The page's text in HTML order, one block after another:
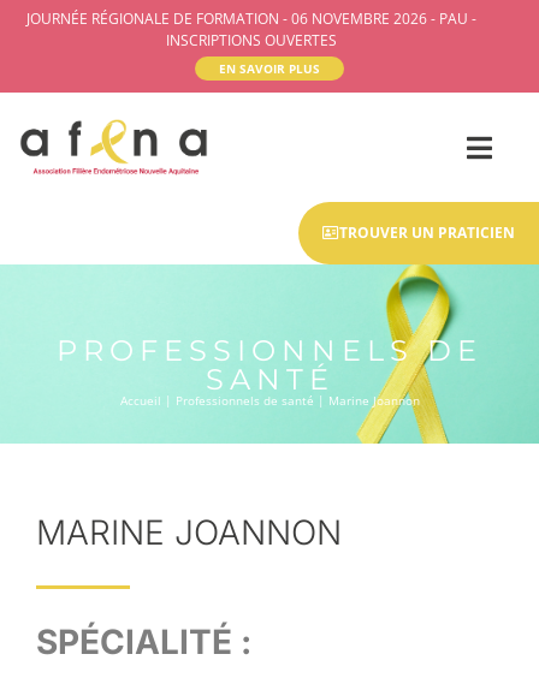
JOURNÉE RÉGIONALE DE FORMATION - 06 NOVEMBRE 2026 - PAU -
INSCRIPTIONS OUVERTES
EN SAVOIR PLUS
TROUVER UN PRATICIEN
PROFESSIONNELS DE
SANTÉ
Accueil | Professionnels de santé | Marine Joannon
MARINE JOANNON
SPÉCIALITÉ :